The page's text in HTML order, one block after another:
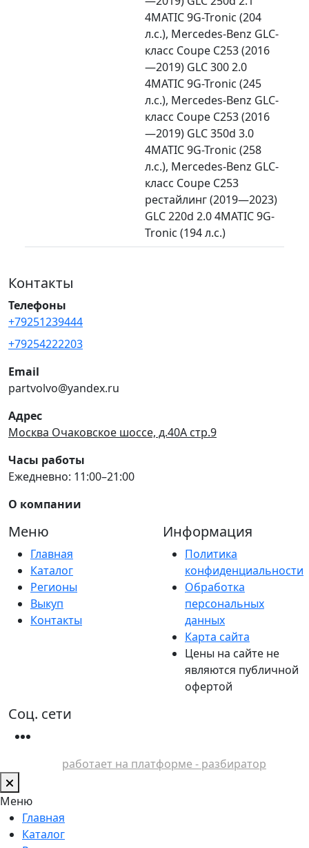
4MATIC 9G-Tronic (204
л.с.), Mercedes-Benz GLC-
класс Coupe C253 (2016
—2019) GLC 300 2.0
4MATIC 9G-Tronic (245
л.с.), Mercedes-Benz GLC-
класс Coupe C253 (2016
—2019) GLC 350d 3.0
4MATIC 9G-Tronic (258
л.с.), Mercedes-Benz GLC-
класс Coupe C253
рестайлинг (2019—2023)
GLC 220d 2.0 4MATIC 9G-
Tronic (194 л.с.)
Контакты
Телефоны
+79251239444
+79254222203
Email
partvolvo@yandex.ru
Адрес
Москва Очаковское шоссе, д.40А стр.9
Часы работы
Ежедневно: 11:00–21:00
О компании
Меню
Главная
Каталог
Регионы
Выкуп
Контакты
Информация
Политика
конфиденциальности
Обработка
персональных
данных
Карта сайта
Цены на сайте не
являются публичной
офертой
Соц. сети
работает на платформе - разбиратор
Меню
Главная
Каталог